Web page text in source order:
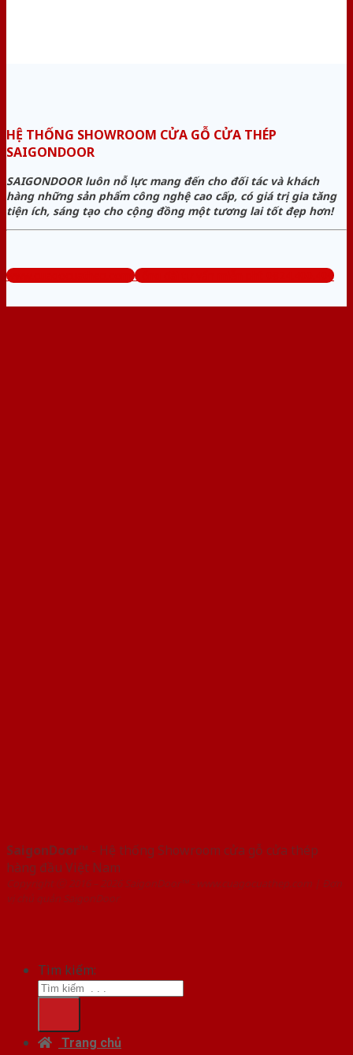
HỆ THỐNG SHOWROOM CỬA GỖ CỬA THÉP
SAIGONDOOR
SAIGONDOOR luôn nỗ lực mang đến cho đối tác và khách
hàng những sản phẩm công nghệ cao cấp, có giá trị gia tăng
tiện ích, sáng tạo cho cộng đồng một tương lai tốt đẹp hơn!
www.cuagocuathep.com Tổng đài tư vấn miễn phí: 0824.400.400
SaigonDoor™ - Hệ thống Showroom cửa gỗ cửa thép
hàng đầu Việt Nam
Copyright ⓒ 2016 – 2026 SaigonDoor™ - www.cuagocuathep.com | Đơn
vị chủ quản SaigonDoor
Tìm kiếm:
Trang chủ